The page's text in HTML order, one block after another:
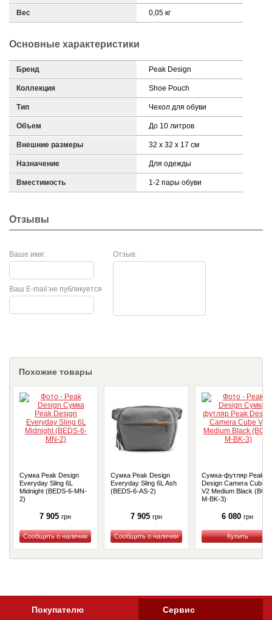
Вес 0,05 кг
Основные характеристики
Бренд Peak Design
Коллекция Shoe Pouch
Тип Чехол для обуви
Объем До 10 литров
Внешние размеры 32 x 32 x 17 см
Назначение Для одежды
Вместимость 1-2 пары обуви
Отзывы
Ваше имя: Отзыв:
не публикуется
Ваш E-mail:
Похожие товары
Сумка Peak Design
Everyday Sling 6L
Midnight (BEDS-6-MN-
2)
7 905 грн
Купить
Сумка Peak Design
Everyday Sling 6L Ash
(BEDS-6-AS-2)
7 905 грн
Купить
Сумка-футляр Peak
Design Camera Cube
V2 Medium Black
M-BK-3)
6 080 грн
Купить
Покупателю Сервис